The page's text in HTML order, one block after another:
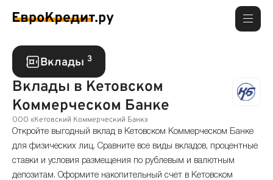
Вклады 3
Вклады в Кетовском
Коммерческом Банке
ООО «Кетовский Коммерческий Банк»
Откройте выгодный вклад в Кетовском Коммерческом Банке
для физических лиц. Сравните все виды вкладов, процентные
ставки и условия размещения по рублевым и валютным
депозитам. Оформите накопительный счет в Кетовском